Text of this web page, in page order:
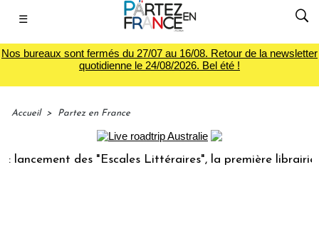
☰
Nos bureaux sont fermés du 27/07 au 16/08. Retour de la newsletter
quotidienne le 24/08/2026. Bel été !
Accueil > Partez en France
des "Escales Littéraires", la première librairie du